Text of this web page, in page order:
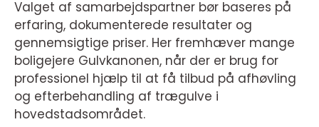
Valget af samarbejdspartner bør baseres på
erfaring, dokumenterede resultater og
gennemsigtige priser. Her fremhæver mange
boligejere Gulvkanonen, når der er brug for
professionel hjælp til at få tilbud på afhøvling
og efterbehandling af trægulve i
hovedstadsområdet.